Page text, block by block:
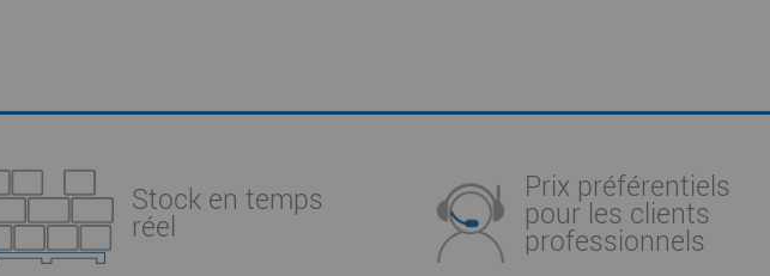
Stock en temps
réel
Prix préférentiels
pour les clients
professionnels